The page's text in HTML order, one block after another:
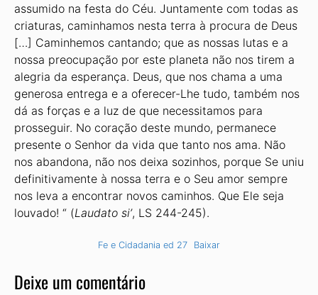
assumido na festa do Céu. Juntamente com todas as
criaturas, caminhamos nesta terra à procura de Deus
[…] Caminhemos cantando; que as nossas lutas e a
nossa preocupação por este planeta não nos tirem a
alegria da esperança. Deus, que nos chama a uma
generosa entrega e a oferecer-Lhe tudo, também nos
dá as forças e a luz de que necessitamos para
prosseguir. No coração deste mundo, permanece
presente o Senhor da vida que tanto nos ama. Não
nos abandona, não nos deixa sozinhos, porque Se uniu
definitivamente à nossa terra e o Seu amor sempre
nos leva a encontrar novos caminhos. Que Ele seja
louvado! “ (Laudato si’, LS 244-245).
Fe e Cidadania ed 27 Baixar
Deixe um comentário